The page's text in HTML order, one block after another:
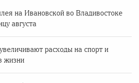
на Ивановской во Владивостоке
августа
расходы на спорт и
жизни